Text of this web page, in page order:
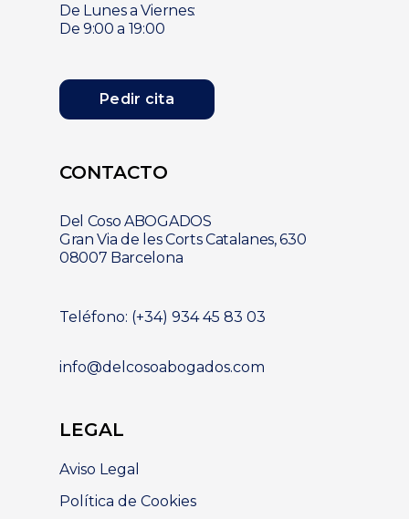
De Lunes a Viernes:
De 9:00 a 19:00
Pedir cita
CONTACTO
Del Coso ABOGADOS
Gran Via de les Corts Catalanes, 630
08007 Barcelona
Teléfono: (+34) 934 45 83 03
info@delcosoabogados.com
LEGAL
Aviso Legal
Política de Cookies